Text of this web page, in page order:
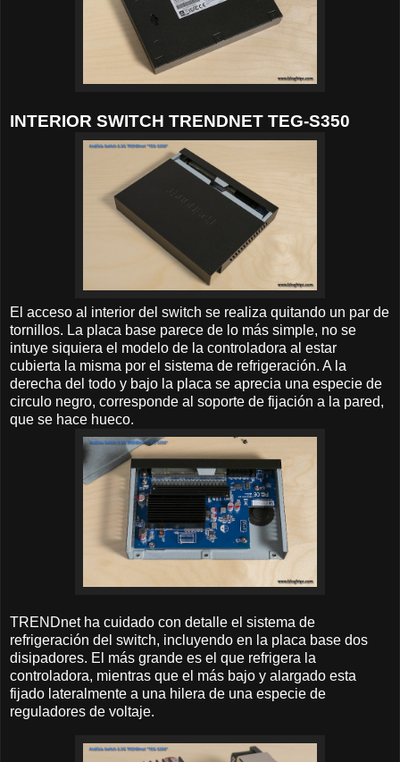
INTERIOR SWITCH TRENDNET TEG-S350
El acceso al interior del switch se realiza quitando un par de
tornillos. La placa base parece de lo más simple, no se
intuye siquiera el modelo de la controladora al estar
cubierta la misma por el sistema de refrigeración. A la
derecha del todo y bajo la placa se aprecia una especie de
circulo negro, corresponde al soporte de fijación a la pared,
que se hace hueco.
TRENDnet ha cuidado con detalle el sistema de
refrigeración del switch, incluyendo en la placa base dos
disipadores. El más grande es el que refrigera la
controladora, mientras que el más bajo y alargado esta
fijado lateralmente a una hilera de una especie de
reguladores de voltaje.